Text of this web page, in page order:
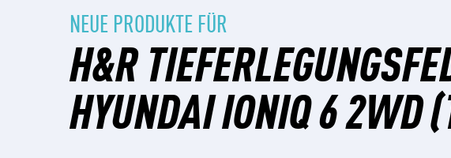
NEUE PRODUKTE FÜR
H&R
HYUNDAI IONIQ 6 2WD